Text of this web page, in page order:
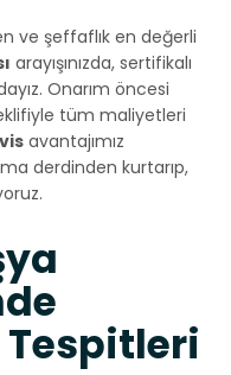
ve şeffaflık en değerli
arayışınızda, sertifikalı
Onarım öncesi
tüm maliyetleri
avantajımız
derdinden kurtarıp,
Tespitleri